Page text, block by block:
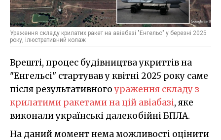
Ураження складу крилатих ракет на авіабазі "Енгельс" у березні 2025
року, ілюстративний колаж
Врешті, процес будівництва укриттів на
"Енгельсі" стартував у квітні 2025 року саме
після результативногоураження складу з
крилатими ракетами на цій авіабазі, яке
виконали українські далекобійні БПЛА.
На даний момент нема можливості оцінити